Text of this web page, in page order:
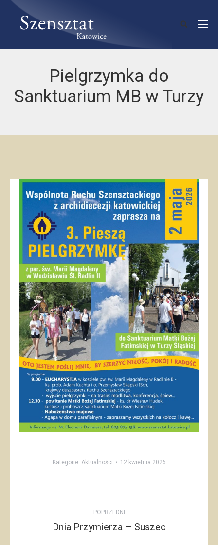
Pielgrzymka do
Sanktuarium MB w Turzy
Kategorie: Aktualności 12 kwietnia 2026
navigation
POPRZEDNI
Poprzedni
Dnia Przymierza – Suszec